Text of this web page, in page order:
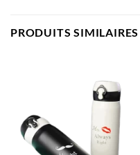
PRODUITS SIMILAIRES